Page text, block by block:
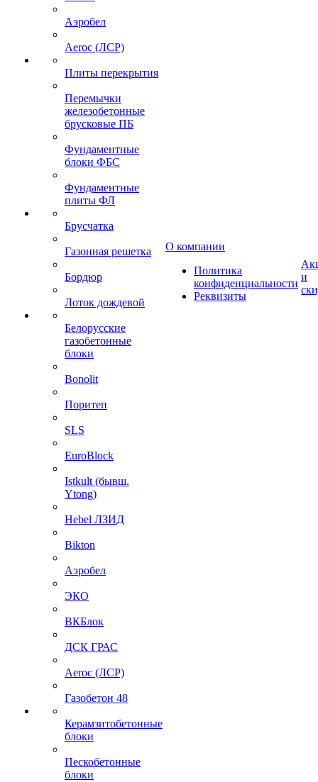
Аэробел
Aeroc (ЛСР)
Плиты перекрытия
Перемычки
железобетонные
брусковые ПБ
Фундаментные
блоки ФБС
Фундаментные
плиты ФЛ
Брусчатка
Газонная решетка
Бордюр
Лоток дождевой
Белорусские
газобетонные
блоки
Bonolit
Поритеп
SLS
EuroBlock
Istkult (бывш.
Ytong)
Hebel ЛЗИД
Bikton
Аэробел
ЭКО
ВКБлок
ДСК ГРАС
Aeroc (ЛСР)
Газобетон 48
Керамзитобетонные
блоки
Пескобетонные
блоки
О компании
Политика
конфиденциальности
Реквизиты
и